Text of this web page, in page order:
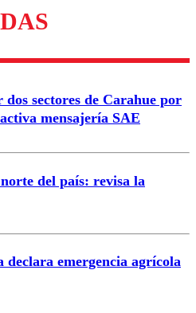
Enviar comentario
dos sectores de Carahue por
mensajería SAE
del país: revisa la
emergencia agrícola